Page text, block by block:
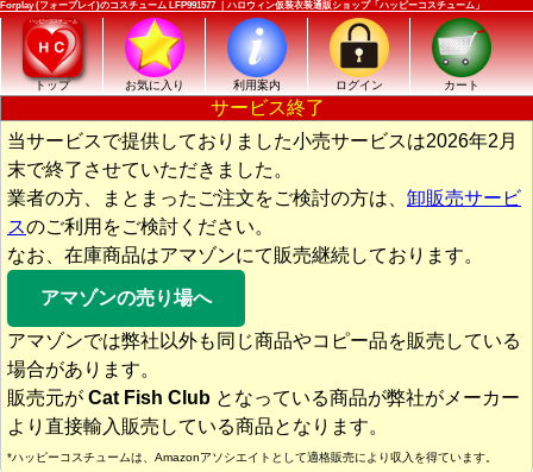
Forplay (フォープレイ)のコスチューム LFP991577 ｜ハロウィン仮装衣装通販ショップ「ハッピーコスチューム」
トップ お気に入り 利用案内 ログイン カート
サービス終了
当サービスで提供しておりました小売サービスは2026年2月
末で終了させていただきました。
業者の方、まとまったご注文をご検討の方は、 卸販売サービ
スのご利用をご検討ください。
なお、在庫商品はアマゾンにて販売継続しております。
アマゾンの売り場へ
アマゾンでは弊社以外も同じ商品やコピー品を販売している
場合があります。
販売元が Cat Fish Club となっている商品が弊社がメーカー
より直接輸入販売している商品となります。
*ハッピーコスチュームは、Amazonアソシエイトとして適格販売により収入を得ています。